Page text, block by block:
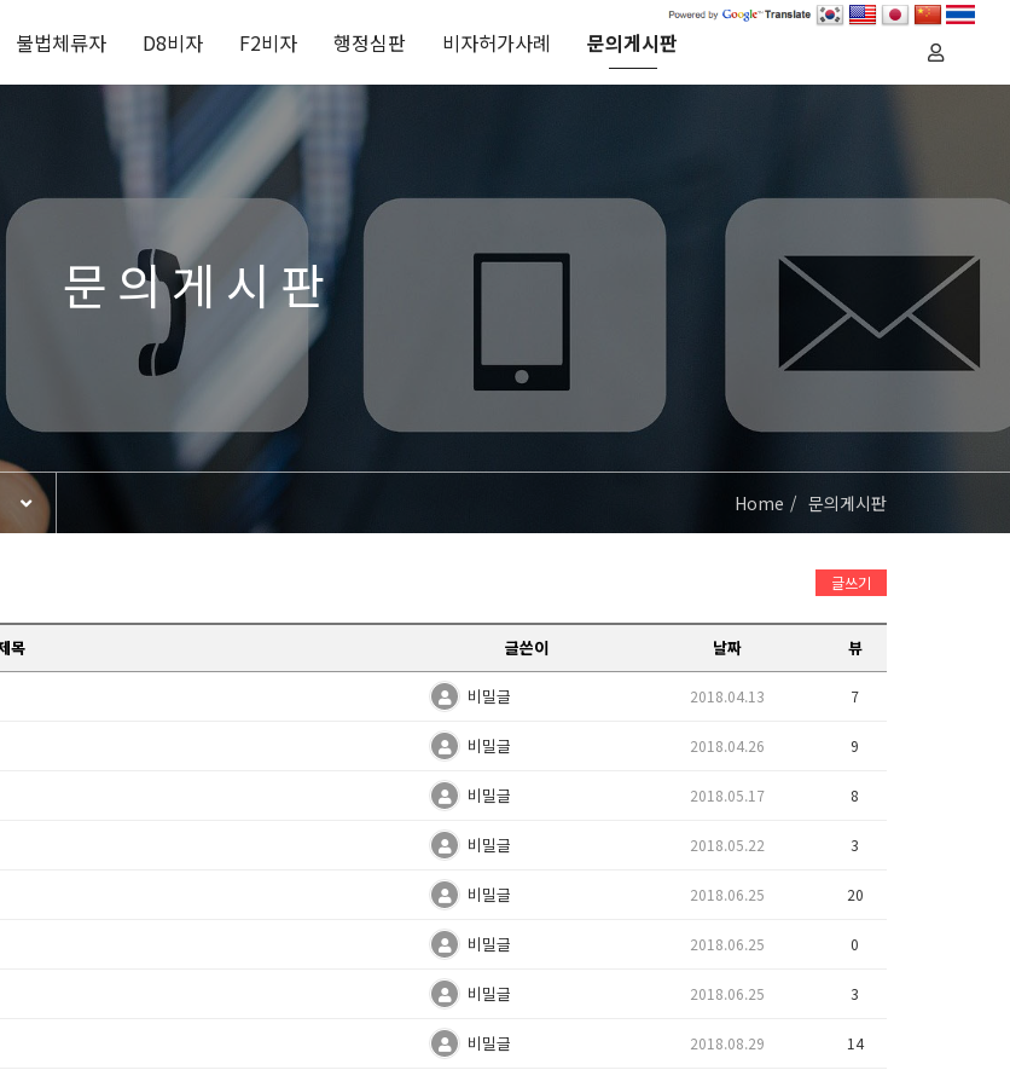
불법체류자 D8비자 F2비자 행정심판 비자허가사례 문의게시판
문의게시판
Home 문의게시판
글쓰기
목 글쓴이 날짜 뷰
비밀글 2018.04.13 7
비밀글 2018.04.26 9
비밀글 2018.05.17 8
비밀글 2018.05.22 3
비밀글 2018.06.25 20
비밀글 2018.06.25 0
비밀글 2018.06.25 3
비밀글 2018.08.29 14